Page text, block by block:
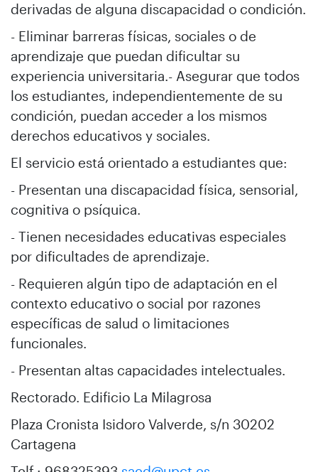
derivadas de alguna discapacidad o condición.
- Eliminar barreras físicas, sociales o de
aprendizaje que puedan dificultar su
experiencia universitaria.- Asegurar que todos
los estudiantes, independientemente de su
condición, puedan acceder a los mismos
derechos educativos y sociales.
El servicio está orientado a estudiantes que:
- Presentan una discapacidad física, sensorial,
cognitiva o psíquica.
- Tienen necesidades educativas especiales
por dificultades de aprendizaje.
- Requieren algún tipo de adaptación en el
contexto educativo o social por razones
específicas de salud o limitaciones
funcionales.
- Presentan altas capacidades intelectuales.
Rectorado. Edificio La Milagrosa
Plaza Cronista Isidoro Valverde, s/n 30202
Cartagena